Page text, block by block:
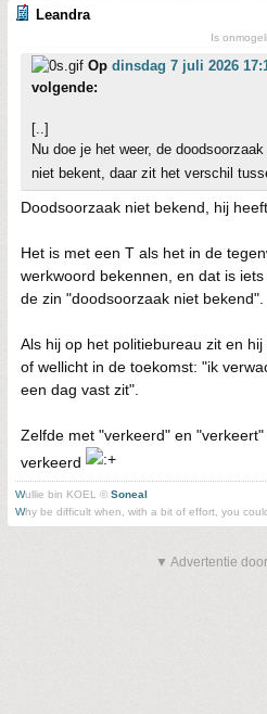
Leandra
Is
Op dinsdag 7 juli 2026
volgende:
[..]
Nu doe je het weer, de
niet bekent, daar zit het verschil
Doodsoorzaak niet bekend, hij
Het is met een T als het in de
werkwoord bekennen, en dat is
de zin "doodsoorzaak niet bekend".
Als hij op het politiebureau zit en
of wellicht in de toekomst: "ik
een dag vast zit".
Zelfde met "verkeerd" en
verkeerd
Wullie bin KOEL © Soneal
Why be difficult when, with a bit of effort, you
▼ Advertentie